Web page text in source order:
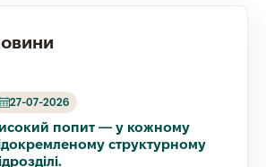
попит — у кожному
структурному
27-07-2026